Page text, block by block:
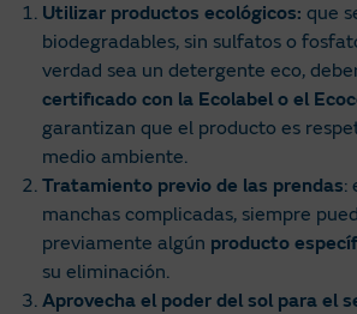
Utilizar productos ecológicos: que
biodegradables, sin sulfatos o
verdad sea un detergente eco,
certificado con la Ecolabel o el
garantizan que el producto es
medio ambiente.
Tratamiento previo de las prendas:
manchas complicadas, siempre
previamente algún producto
su eliminación.
Aprovecha el poder del sol para el